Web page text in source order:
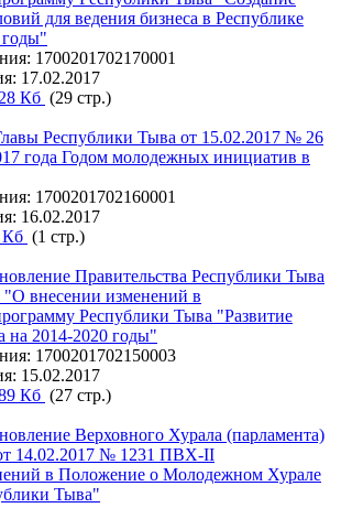
для ведения бизнеса в Республике
годы"
1700201702170001
17.02.2017
Кб (29 стр.)
Республики Тыва от 15.02.2017 № 26
года Годом молодежных инициатив в
1700201702160001
16.02.2017
Кб (1 стр.)
Правительства Республики Тыва
внесении изменений в
Республики Тыва "Развитие
на 2014-2020 годы"
1700201702150003
15.02.2017
Кб (27 стр.)
Верховного Хурала (парламента)
14.02.2017 № 1231 ПВХ-II
в Положение о Молодежном Хурале
Тыва"